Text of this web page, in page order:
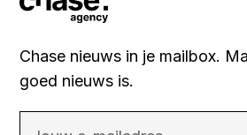
Chase nieuws in je mailbox.
goed nieuws is.